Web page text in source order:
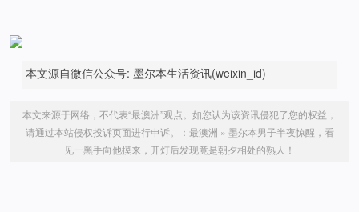
本文源自微信公众号: 墨尔本生活资讯(weixin_id)
本文来源于网络，不代表“最澳洲”观点。如您认为该资讯侵犯了您的权益，
请通过本站侵权投诉页面进行申诉。： 最澳洲 » 墨尔本男子半夜惊醒，看
见一黑手向他摸来，开灯后发现竟是朝夕相处的熟人！